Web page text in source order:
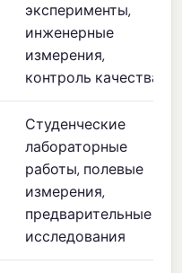
эксперименты,
инженерные
измерения,
контроль качества
Студенческие
лабораторные
работы, полевые
измерения,
предварительные
исследования